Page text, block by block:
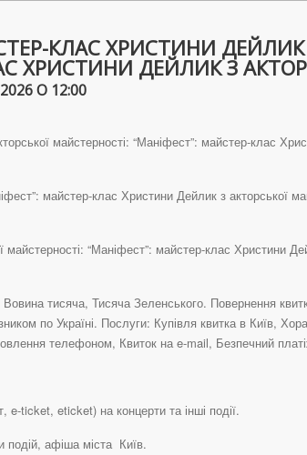
КЛАС ХРИСТИНИ ДЕЙЛИК
ХРИСТИНИ ДЕЙЛИК З
О 12:00
майстерності: “Маніфест”: майстер-клас
майстер-клас Христини Дейлик з акторської
“Маніфест”: майстер-клас Христини
тисяча, Тисяча Зеленського. Повернення
по Україні. Послуги: Купівля квитка в Київ,
телефоном, Квиток на e-mail, Безпечний
ticket, eticket) на концерти та інші події.
подій, афіша міста Київ.